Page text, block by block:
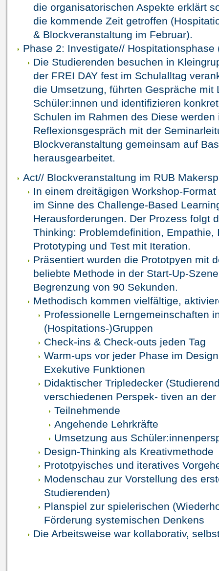
die organisatorischen Aspekte erklärt
die kommende Zeit getroffen
& Blockveranstaltung im Februar).
Phase 2: Investigate//
Die Studierenden besuchen in
der FREI DAY fest im Schulalltag
die Umsetzung, führten Gespräche mit
Schüler:innen und identifizieren
Schulen im Rahmen des Diese werden
Reflexionsgespräch mit der
Blockveranstaltung gemeinsam auf
herausgearbeitet.
Act// Blockveranstaltung im RUB
In einem dreitägigen Workshop-
im Sinne des Challenge-Based
Herausforderungen. Der Prozess folgt
Thinking: Problemdefinition, Empathie,
Prototyping und Test mit Iteration.
Präsentiert wurden die Prototpyen mit
beliebte Methode in der Start-Up-
Begrenzung von 90 Sekunden.
Methodisch kommen vielfältige,
Professionelle Lerngemeinschaften
(Hospitations-)Gruppen
Check-ins & Check-outs jeden Tag
Warm-ups vor jeder Phase im
Exekutive Funktionen
Didaktischer Tripledecker
verschiedenen Perspek- tiven an
Teilnehmende
Angehende Lehrkräfte
Umsetzung aus
Design-Thinking als Kreativmethode
Prototpyisches und iteratives
Modenschau zur Vorstellung des
Studierenden)
Planspiel zur spielerischen
Förderung systemischen Denkens
Die Arbeitsweise war kollaborativ,